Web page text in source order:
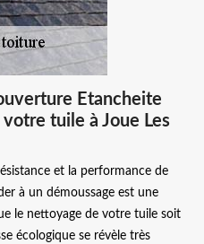
Etancheite
tuile à Joue Les
et la performance de
à un démoussage est une
le nettoyage de votre tuile soit
écologique se révèle très